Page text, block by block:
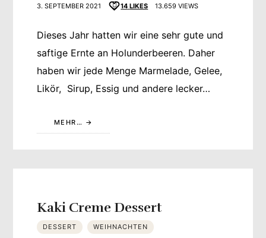
3. SEPTEMBER 2021 14 LIKES 13.659 VIEWS
Dieses Jahr hatten wir eine sehr gute und
saftige Ernte an Holunderbeeren. Daher
haben wir jede Menge Marmelade, Gelee,
Likör, Sirup, Essig und andere lecker…
MEHR…
Kaki Creme Dessert
DESSERT WEIHNACHTEN